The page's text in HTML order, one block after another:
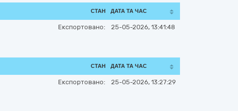
СТАН ДАТА ТА ЧАС
Експортовано: 25-05-2026, 13:41:48
СТАН ДАТА ТА ЧАС
Експортовано: 25-05-2026, 13:27:29